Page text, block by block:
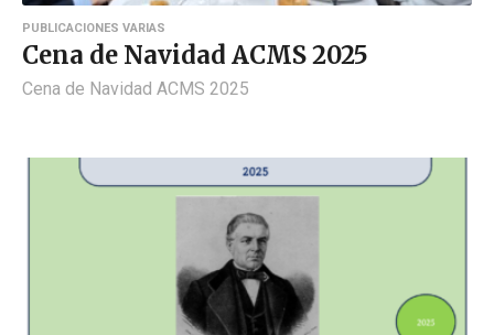
PUBLICACIONES VARIAS
Cena de Navidad ACMS 2025
Cena de Navidad ACMS 2025